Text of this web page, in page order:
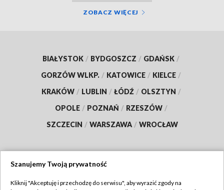
ZOBACZ WIĘCEJ
BIAŁYSTOK / BYDGOSZCZ / GDAŃSK /
GORZÓW WLKP. / KATOWICE / KIELCE /
KRAKÓW / LUBLIN / ŁÓDŹ / OLSZTYN /
OPOLE / POZNAŃ / RZESZÓW /
SZCZECIN / WARSZAWA / WROCŁAW
Szanujemy Twoją prywatność
Kliknij "Akceptuję i przechodzę do serwisu", aby wyrazić zgody na